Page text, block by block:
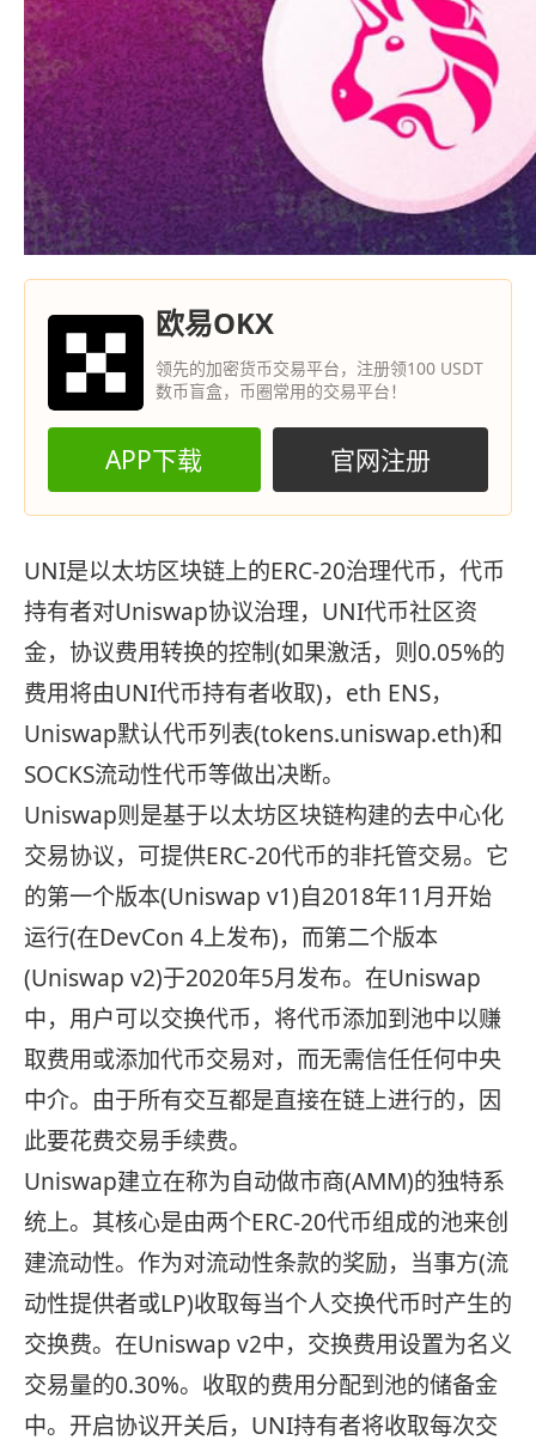
欧易OKX
领先的加密货币交易平台，注册领100 USDT
数币盲盒，币圈常用的交易平台！
APP下载 官网注册
UNI是以太坊区块链上的ERC-20治理代币，代币
持有者对Uniswap协议治理，UNI代币社区资
金，协议费用转换的控制(如果激活，则0.05%的
费用将由UNI代币持有者收取)，eth ENS，
Uniswap默认代币列表(tokens.uniswap.eth)和
SOCKS流动性代币等做出决断。
Uniswap则是基于以太坊区块链构建的去中心化
交易协议，可提供ERC-20代币的非托管交易。它
的第一个版本(Uniswap v1)自2018年11月开始
运行(在DevCon 4上发布)，而第二个版本
(Uniswap v2)于2020年5月发布。在Uniswap
中，用户可以交换代币，将代币添加到池中以赚
取费用或添加代币交易对，而无需信任任何中央
中介。由于所有交互都是直接在链上进行的，因
此要花费交易手续费。
Uniswap建立在称为自动做市商(AMM)的独特系
统上。其核心是由两个ERC-20代币组成的池来创
建流动性。作为对流动性条款的奖励，当事方(流
动性提供者或LP)收取每当个人交换代币时产生的
交换费。在Uniswap v2中，交换费用设置为名义
交易量的0.30%。收取的费用分配到池的储备金
中。开启协议开关后，UNI持有者将收取每次交